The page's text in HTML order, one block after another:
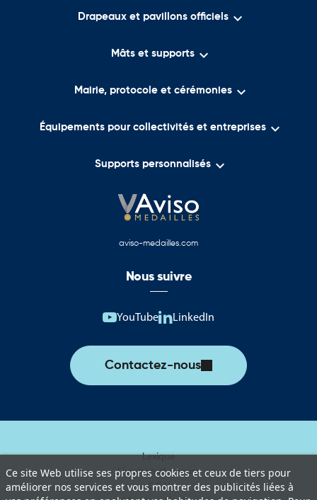
Drapeaux et pavillons officiels 
Mâts et supports 
Mairie, protocole et cérémonies 
Équipements pour collectivités et entreprises 
Supports personnalisés 
Ce site Web utilise ses propres cookies et ceux de tiers pour
améliorer nos services et vous montrer des publicités liées à
aviso-medailles.com
Nous suivre
YouTube LinkedIn
Contactez-nous
Lexique
Livraison et retours
C.G.V